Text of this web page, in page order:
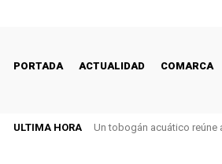
PORTADA ACTUALIDAD COMARCA
ULTIMA HORA Un tobogán acuático reúne